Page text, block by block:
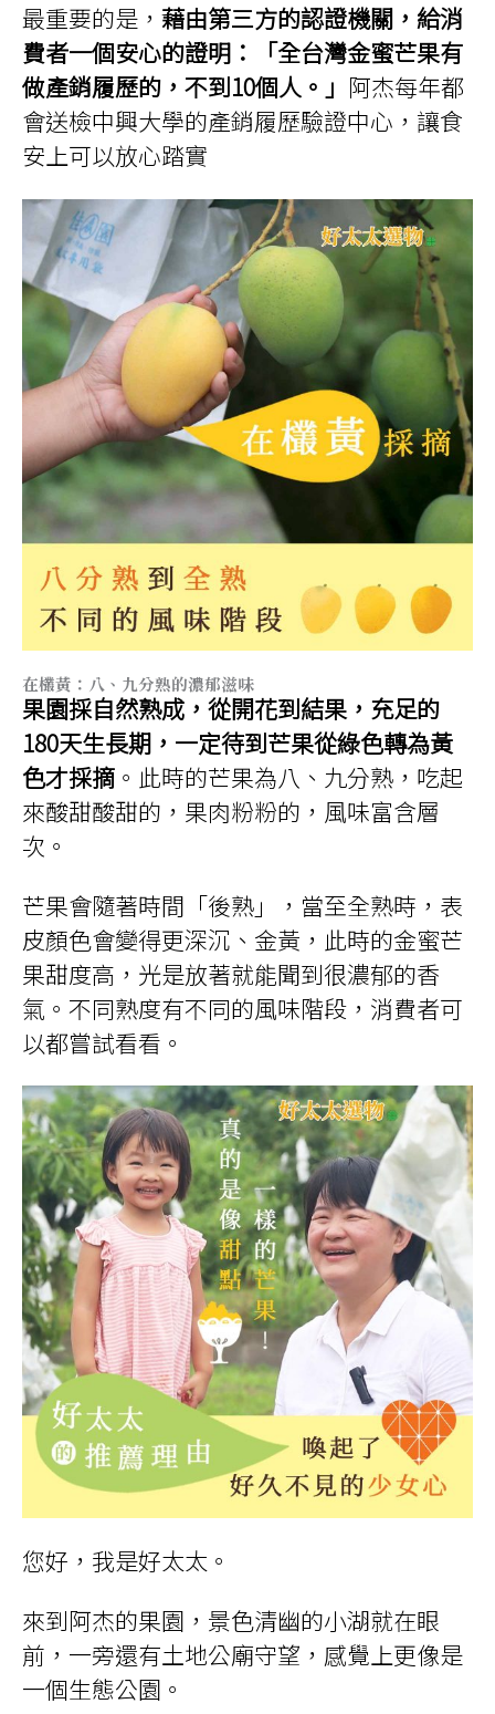
最重要的是， 藉由第三方的認證機關，給消
費者一個安心的證明：「全台灣金蜜芒果有
做產銷履歷的，不到10個人。」 阿杰每年都
會送檢中興大學的產銷履歷驗證中心，讓食
安上可以放心踏實
在欉黃：八、九分熟的濃郁滋味
果園採自然熟成，從開花到結果，充足的
180天生長期，一定待到芒果從綠色轉為黃
色才採摘 。此時的芒果為八、九分熟，吃起
來酸甜酸甜的，果肉粉粉的，風味富含層
次。
芒果會隨著時間「後熟」，當至全熟時，表
皮顏色會變得更深沉、金黃，此時的金蜜芒
果甜度高，光是放著就能聞到很濃郁的香
氣。不同熟度有不同的風味階段，消費者可
以都嘗試看看。
您好，我是好太太。
來到阿杰的果園，景色清幽的小湖就在眼
前，一旁還有土地公廟守望，感覺上更像是
一個生態公園。